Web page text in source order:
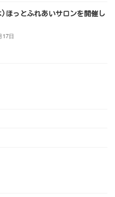
ほっとふれあいサロンを開催し
17日